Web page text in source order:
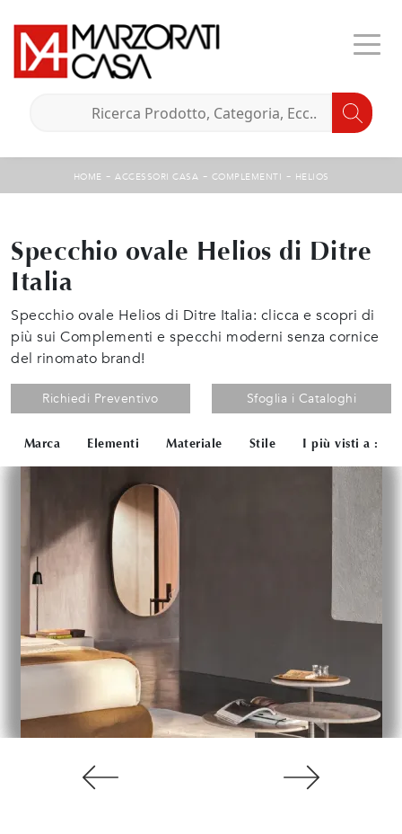
HOME - ACCESSORI CASA - COMPLEMENTI - HELIOS
Specchio ovale Helios di Ditre
Italia
Specchio ovale Helios di Ditre Italia: clicca e scopri di
più sui Complementi e specchi moderni senza cornice
del rinomato brand!
Richiedi Preventivo Sfoglia i Cataloghi
Marca Elementi Materiale Stile I più visti a :